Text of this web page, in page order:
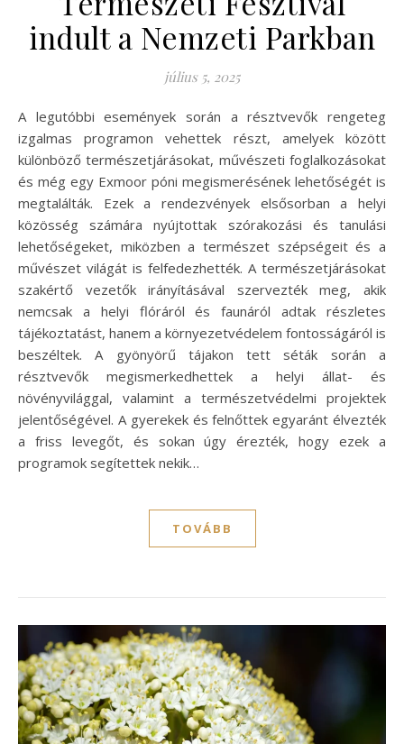
indult a Nemzeti Parkban
július 5, 2025
A legutóbbi események során a résztvevők rengeteg
izgalmas programon vehettek részt, amelyek között
különböző természetjárásokat, művészeti foglalkozásokat
és még egy Exmoor póni megismerésének lehetőségét is
megtalálták. Ezek a rendezvények elsősorban a helyi
közösség számára nyújtottak szórakozási és tanulási
lehetőségeket, miközben a természet szépségeit és a
művészet világát is felfedezhették. A természetjárásokat
szakértő vezetők irányításával szervezték meg, akik
nemcsak a helyi flóráról és faunáról adtak részletes
tájékoztatást, hanem a környezetvédelem fontosságáról is
beszéltek. A gyönyörű tájakon tett séták során a
résztvevők megismerkedhettek a helyi állat- és
növényvilággal, valamint a természetvédelmi projektek
jelentőségével. A gyerekek és felnőttek egyaránt élvezték
a friss levegőt, és sokan úgy érezték, hogy ezek a
programok segítettek nekik…
TOVÁBB